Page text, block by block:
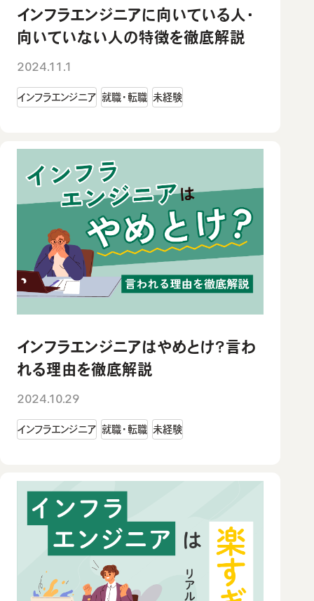
インフラエンジニアに向いている人・
向いていない人の特徴を徹底解説
2024.11.1
インフラエンジニア 就職・転職 未経験
インフラエンジニアはやめとけ？言わ
れる理由を徹底解説
2024.10.29
インフラエンジニア 就職・転職 未経験